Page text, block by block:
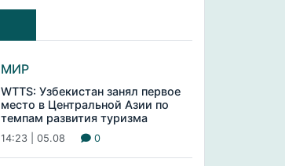
МИР
WTTS: Узбекистан занял первое
место в Центральной Азии по
темпам развития туризма
14:23 | 05.08 0